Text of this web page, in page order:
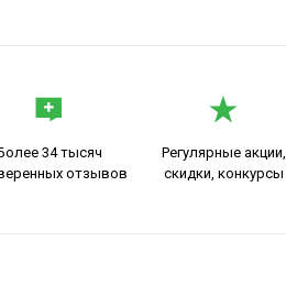
34 тысяч
отзывов
Регулярные акции,
скидки, конкурсы